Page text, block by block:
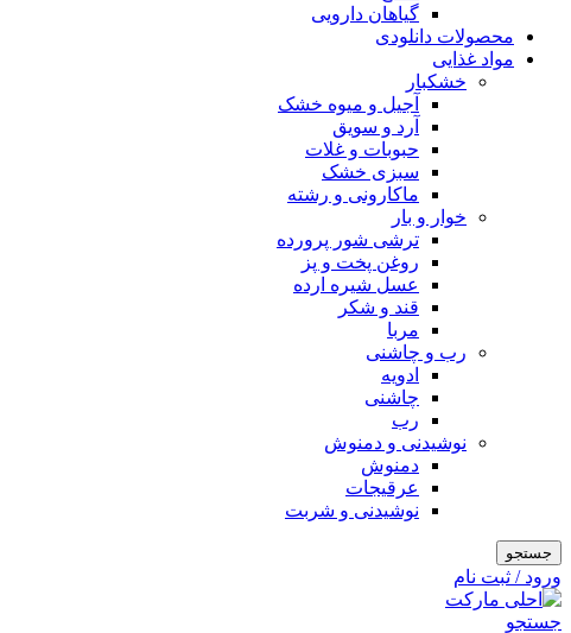
گیاهان دارویی
محصولات دانلودی
مواد غذایی
خشکبار
آجیل و میوه خشک
آرد و سویق
حبوبات و غلات
سبزی خشک
ماکارونی و رشته
خوار و بار
ترشی شور پرورده
روغن پخت و پز
عسل شیره ارده
قند و شکر
مربا
رب و چاشنی
ادویه
چاشنی
رب
نوشیدنی و دمنوش
دمنوش
عرقیجات
نوشیدنی و شربت
جستجو
ورود / ثبت نام
جستجو